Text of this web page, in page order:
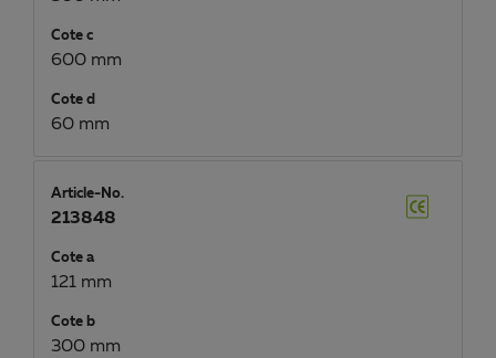
Cote c
600 mm
Cote d
60 mm
Article-No.
213848
Cote a
121 mm
Cote b
300 mm